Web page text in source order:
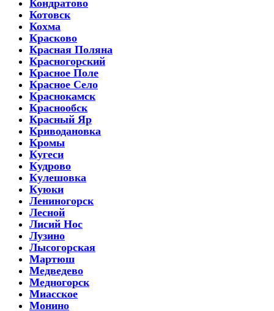
Кондратово
Котовск
Кохма
Красково
Красная Поляна
Красногорский
Красное Поле
Красное Село
Краснокамск
Краснообск
Красный Яр
Криводановка
Кромы
Кугеси
Кудрово
Кулешовка
Куюки
Лениногорск
Лесной
Лисий Нос
Лузино
Лысогорская
Мартюш
Медведево
Медногорск
Миасское
Монино